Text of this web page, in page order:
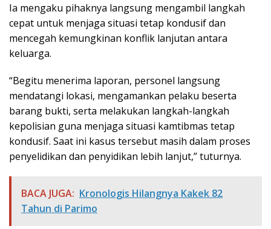
Ia mengaku pihaknya langsung mengambil langkah
cepat untuk menjaga situasi tetap kondusif dan
mencegah kemungkinan konflik lanjutan antara
keluarga.
“Begitu menerima laporan, personel langsung
mendatangi lokasi, mengamankan pelaku beserta
barang bukti, serta melakukan langkah-langkah
kepolisian guna menjaga situasi kamtibmas tetap
kondusif. Saat ini kasus tersebut masih dalam proses
penyelidikan dan penyidikan lebih lanjut,” tuturnya.
BACA JUGA: Kronologis Hilangnya Kakek 82
Tahun di Parimo